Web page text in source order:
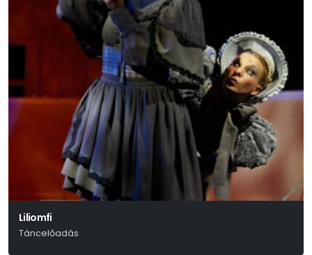
Liliomfi
Táncelőadás